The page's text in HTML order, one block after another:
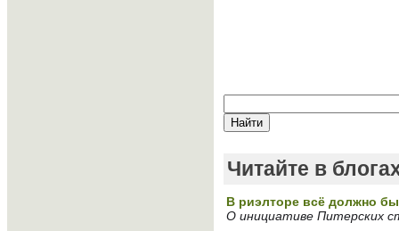
Читайте в
В риэлторе всё должно
О инициативе Питерских